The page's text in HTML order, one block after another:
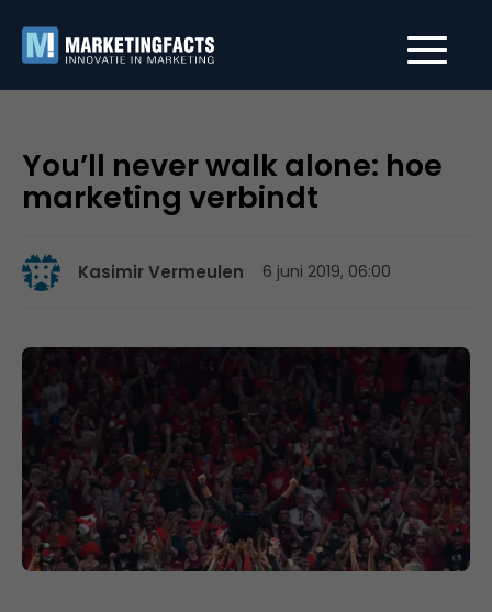
You’ll never walk alone: hoe
marketing verbindt
Kasimir Vermeulen 6 juni 2019, 06:00